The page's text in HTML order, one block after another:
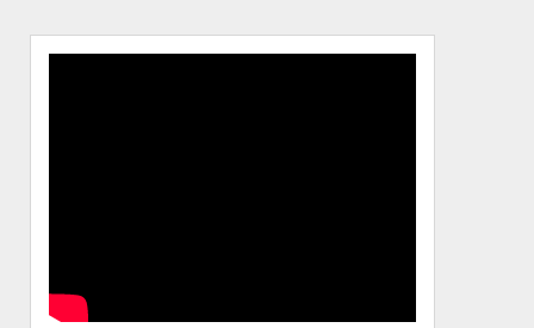
equipe multidisciplinar de consultores